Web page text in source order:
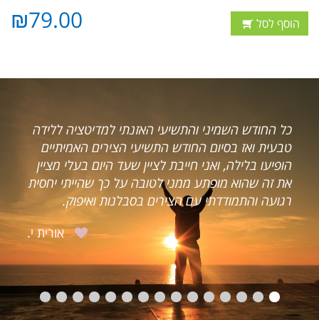
הוסף לסל ₪79.00
למדיטציה ללידה
הצירים האמיתיים
שעד היום בעלי מציין
על כך שהייתי יחסית
ואיפוק.
אורית י.
רצינו להביע את תודתנו אליך
העבודה הנפלאה שעשית עבורנו.
מצבנו הכלכלי לא היה מזהיר
בקושי חסכונות היו לנו (אם
הייתה מינימאלית.